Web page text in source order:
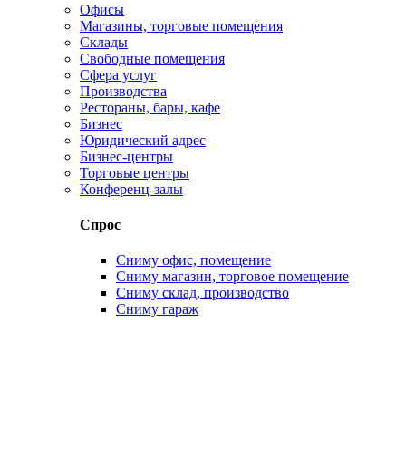
Офисы
Магазины, торговые помещения
Склады
Свободные помещения
Сфера услуг
Производства
Рестораны, бары, кафе
Бизнес
Юридический адрес
Бизнес-центры
Торговые центры
Конференц-залы
Спрос
Сниму офис, помещение
Сниму магазин, торговое помещение
Сниму склад, производство
Сниму гараж